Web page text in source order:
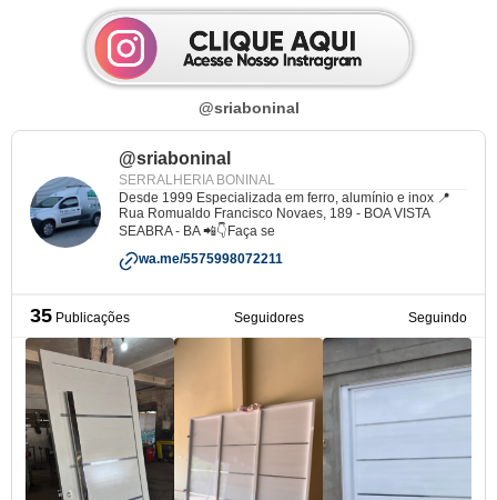
@sriaboninal